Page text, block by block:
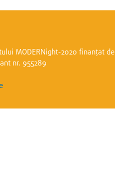
MODERNight-2020 finanțat de
nr. 955289